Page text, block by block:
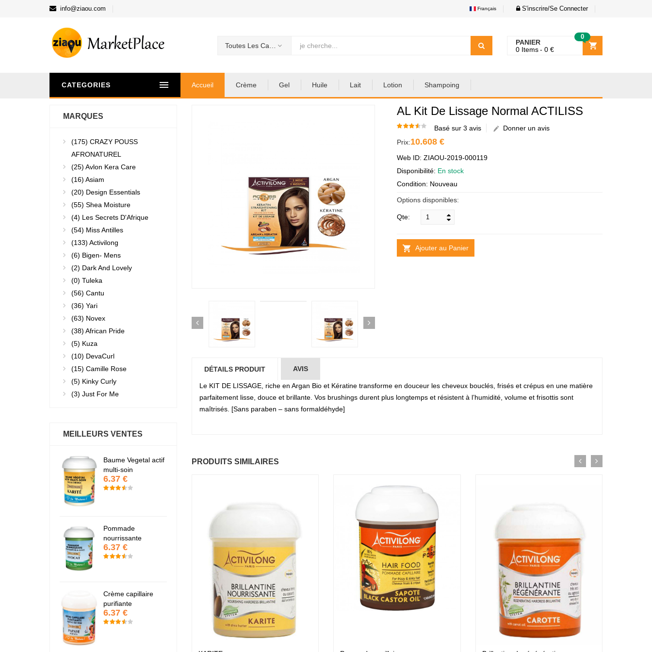
info@ziaou.com Français S'inscrire/Se Connecter
PANIER
0
0 Items 0 €
CATEGORIES Accueil Crème Gel Huile Lait Lotion Shampoing
AL Kit De Lissage Normal ACTILISS
Basé sur 3 avis
Donner un avis
Prix:10.608 €
Web ID: ZIAOU-2019-000119
Disponibilité: En stock
Condition: Nouveau
Options disponibles:
Qte:
Ajouter au Panier
DÉTAILS PRODUIT AVIS
Le KIT DE LISSAGE, riche en Argan Bio et Kératine transforme en douceur les cheveux bouclés, frisés et crépus en une matière
parfaitement lisse, douce et brillante. Vos brushings durent plus longtemps et résistent à l’humidité, volume et frisottis sont
maîtrisés. [Sans paraben – sans formaldéhyde]
PRODUITS SIMILAIRES
MARQUES
(175) CRAZY POUSS
AFRONATUREL
(25) Avlon Kera Care
(16) Asiam
(20) Design Essentials
(55) Shea Moisture
(4) Les Secrets D'Afrique
(54) Miss Antilles
(133) Activilong
(6) Bigen- Mens
(2) Dark And Lovely
(0) Tuleka
(56) Cantu
(36) Yari
(63) Novex
(38) African Pride
(5) Kuza
(10) DevaCurl
(15) Camille Rose
(5) Kinky Curly
(3) Just For Me
MEILLEURS VENTES
Baume Vegetal actif
multi-soin
6.37 €
Pommade
nourrissante
6.37 €
Crème capillaire
purifiante
6.37 €
Fantastic Hair
Papaye
7.67 €
KARITE
6.37 €
Crème capillaire